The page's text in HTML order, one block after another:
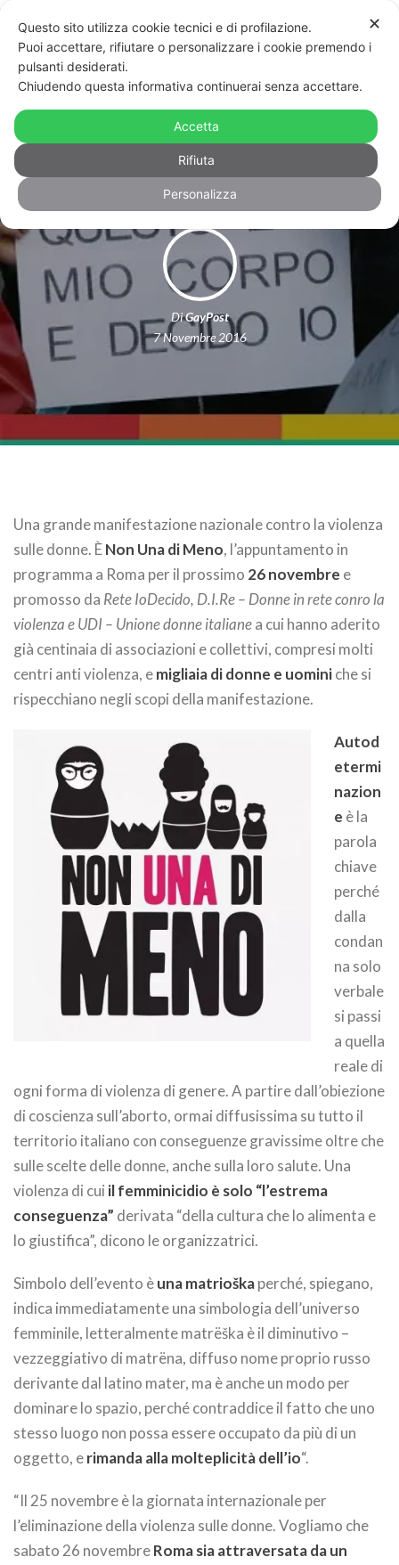
Non Una di Meno: donne (e uomini)
in piazza contro la violenza di genere
DiGayPost
7 Novembre 2016
Una grande manifestazione nazionale contro la violenza
sulle donne. ÈNon Una di Meno, l’appuntamento in
programma a Roma per il prossimo 26 novembre e
promosso da Rete IoDecido, D.I.Re – Donne in rete conro la
violenza e UDI – Unione donne italianea cui hanno aderito
già centinaia di associazioni e collettivi, compresi molti
centri anti violenza, emigliaia di donne e uominiche si
rispecchiano negli scopi della manifestazione.
Autod
etermi
nazion
e è la
parola
chiave
perché
dalla
condan
na solo
verbale
si passi
a quella
reale di
ogni forma di violenza di genere. A partire dall’obiezione
di coscienza sull’aborto, ormai diffusissima su tutto il
territorio italiano con conseguenze gravissime oltre che
sulle scelte delle donne, anche sulla loro salute. Una
violenza di cui il femminicidio è solo “l’estrema
conseguenza” derivata “della cultura che lo alimenta e
lo giustifica”, dicono le organizzatrici.
Simbolo dell’evento èuna matrioškaperché, spiegano,
indica immediatamente una simbologia dell’universo
femminile, letteralmente matrëška è il diminutivo –
vezzeggiativo di matrëna, diffuso nome proprio russo
derivante dal latino mater, ma è anche un modo per
dominare lo spazio, perché contraddice il fatto che uno
stesso luogo non possa essere occupato da più di un
oggetto, erimanda alla molteplicità dell’io“.
“Il 25 novembre è la giornata internazionale per
l’eliminazione della violenza sulle donne. Vogliamo che
sabato 26 novembreRoma sia attraversata da un
✕
Questo sito utilizza cookie tecnici e di profilazione.
Puoi accettare, rifiutare o personalizzare i cookie premendo i
pulsanti desiderati.
Chiudendo questa informativa continuerai senza accettare.
Accetta
Rifiuta
Personalizza